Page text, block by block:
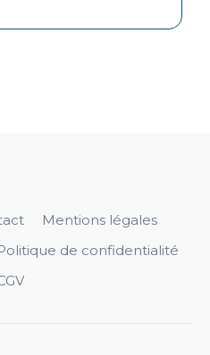
Mentions légales
de confidentialité